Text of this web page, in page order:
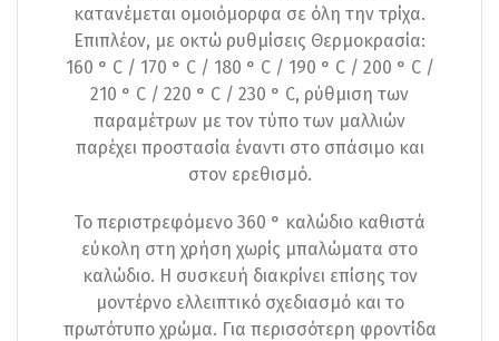
κατανέμεται ομοιόμορφα σε όλη την τρίχα.
Επιπλέον, με οκτώ ρυθμίσεις Θερμοκρασία:
160 ° C / 170 ° C / 180 ° C / 190 ° C / 200 ° C /
210 ° C / 220 ° C / 230 ° C, ρύθμιση των
παραμέτρων με τον τύπο των μαλλιών
παρέχει προστασία έναντι στο σπάσιμο και
στον ερεθισμό.
Το περιστρεφόμενο 360 ° καλώδιο καθιστά
εύκολη στη χρήση χωρίς μπαλώματα στο
καλώδιο. Η συσκευή διακρίνει επίσης τον
μοντέρνο ελλειπτικό σχεδιασμό και το
πρωτότυπο χρώμα. Για περισσότερη φροντίδα